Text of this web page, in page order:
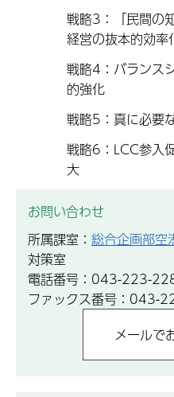
戦略3：「民間の
経営の抜本的効率
戦略4：バランス
的強化
戦略5：真に必要
戦略6：LCC参入
大
お問い合わせ
所属課室： 総合企画部空
対策室
電話番号：043-223-
ファックス番号：043-